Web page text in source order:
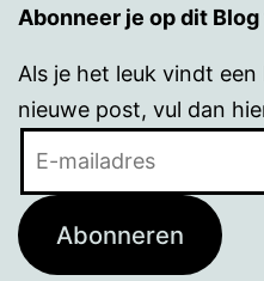
Abonneer je op dit Blog
Als je het leuk vindt
nieuwe post, vul dan
Abonneren